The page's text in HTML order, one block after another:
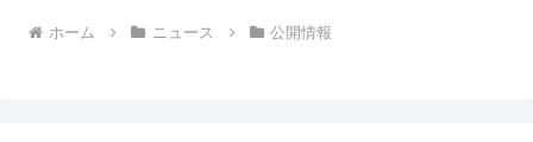
ホーム ニュース 公開情報